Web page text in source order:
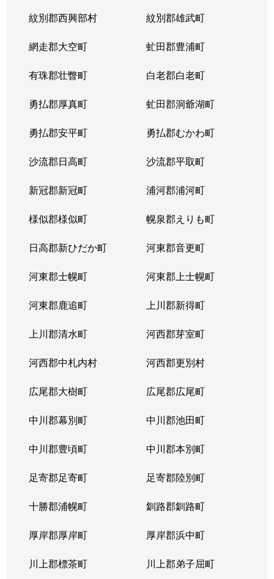
紋別郡西興部村 紋別郡雄武町
網走郡大空町 虻田郡豊浦町
有珠郡壮瞥町 白老郡白老町
勇払郡厚真町 虻田郡洞爺湖町
勇払郡安平町 勇払郡むかわ町
沙流郡日高町 沙流郡平取町
新冠郡新冠町 浦河郡浦河町
様似郡様似町 幌泉郡えりも町
日高郡新ひだか町 河東郡音更町
河東郡士幌町 河東郡上士幌町
河東郡鹿追町 上川郡新得町
上川郡清水町 河西郡芽室町
河西郡中札内村 河西郡更別村
広尾郡大樹町 広尾郡広尾町
中川郡幕別町 中川郡池田町
中川郡豊頃町 中川郡本別町
足寄郡足寄町 足寄郡陸別町
十勝郡浦幌町 釧路郡釧路町
厚岸郡厚岸町 厚岸郡浜中町
川上郡標茶町 川上郡弟子屈町